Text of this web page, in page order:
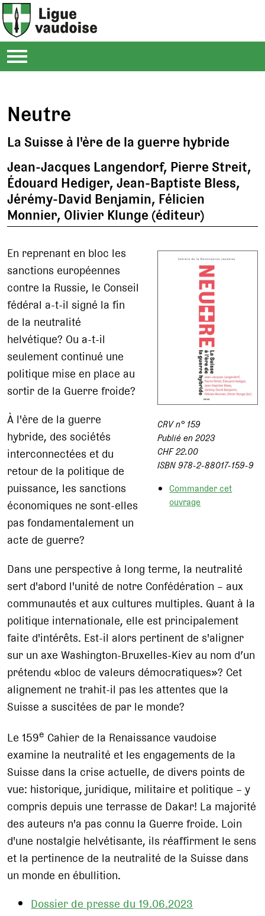
Neutre
La Suisse à l'ère de la guerre hybride
Jean-Jacques Langendorf, Pierre Streit,
Édouard Hediger, Jean-Baptiste Bless,
Jérémy-David Benjamin, Félicien
Monnier, Olivier Klunge (éditeur)
CRV n° 159
Publié en 2023
CHF 22.00
ISBN 978-2-88017-159-9
Commander cet
ouvrage
En reprenant en bloc les
sanctions européennes
contre la Russie, le Conseil
fédéral a-t-il signé la fin
de la neutralité
helvétique? Ou a-t-il
seulement continué une
politique mise en place au
sortir de la Guerre froide?
À l'ère de la guerre
hybride, des sociétés
interconnectées et du
retour de la politique de
puissance, les sanctions
économiques ne sont-elles
pas fondamentalement un
acte de guerre?
Dans une perspective à long terme, la neutralité
sert d'abord l'unité de notre Confédération – aux
communautés et aux cultures multiples. Quant à la
politique internationale, elle est principalement
faite d'intérêts. Est-il alors pertinent de s'aligner
sur un axe Washington-Bruxelles-Kiev au nom d’un
prétendu «bloc de valeurs démocratiques»? Cet
alignement ne trahit-il pas les attentes que la
Suisse a suscitées de par le monde?
Le 159e Cahier de la Renaissance vaudoise
examine la neutralité et les engagements de la
Suisse dans la crise actuelle, de divers points de
vue: historique, juridique, militaire et politique – y
compris depuis une terrasse de Dakar! La majorité
des auteurs n'a pas connu la Guerre froide. Loin
d'une nostalgie helvétisante, ils réaffirment le sens
et la pertinence de la neutralité de la Suisse dans
un monde en ébullition.
Dossier de presse du 19.06.2023